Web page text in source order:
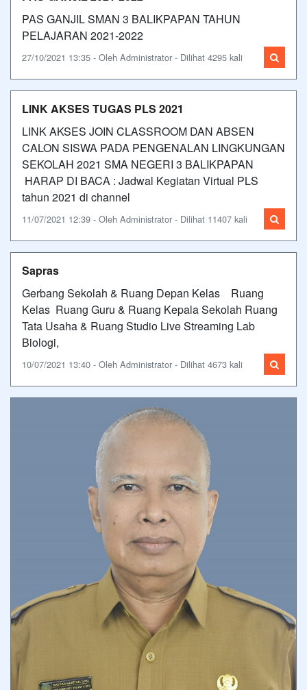
PAS GANJIL SMAN 3 BALIKPAPAN TAHUN
PELAJARAN 2021-2022
27/10/2021 13:35 - Oleh Administrator - Dilihat 4295 kali
LINK AKSES TUGAS PLS 2021
LINK AKSES JOIN CLASSROOM DAN ABSEN
CALON SISWA PADA PENGENALAN LINGKUNGAN
SEKOLAH 2021 SMA NEGERI 3 BALIKPAPAN
HARAP DI BACA : Jadwal Kegiatan Virtual PLS
tahun 2021 di channel
11/07/2021 12:39 - Oleh Administrator - Dilihat 11407 kali
Sapras
Gerbang Sekolah & Ruang Depan Kelas Ruang
Kelas Ruang Guru & Ruang Kepala Sekolah Ruang
Tata Usaha & Ruang Studio Live Streaming Lab
Biologi,
10/07/2021 13:40 - Oleh Administrator - Dilihat 4673 kali